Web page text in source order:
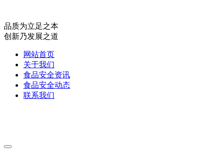
品质为立足之本
创新乃发展之道
网站首页
关于我们
食品安全资讯
食品安全动态
联系我们